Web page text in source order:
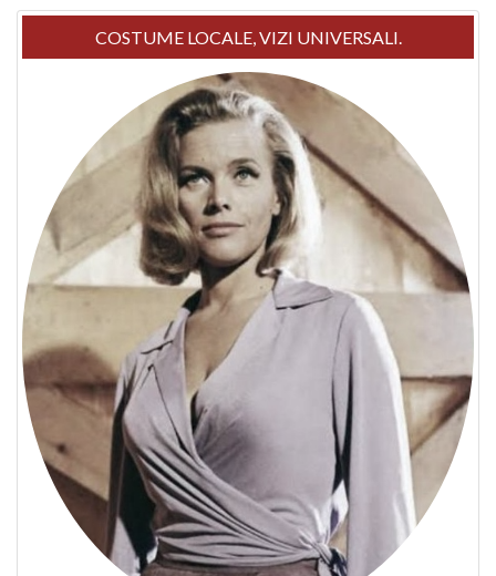
COSTUME LOCALE, VIZI UNIVERSALI.